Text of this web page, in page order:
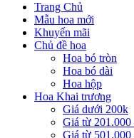
Trang Chủ
Mẫu hoa mới
Khuyến mãi
Chủ đề hoa
Hoa bó tròn
Hoa bó dài
Hoa hộp
Hoa Khai trương
Giá dưới 200k
Giá từ 201.000
Giá từ 501.000